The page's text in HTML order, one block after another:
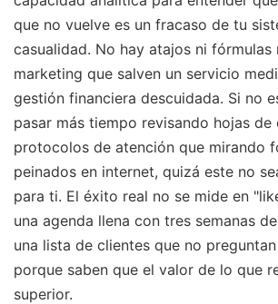
que no vuelve es un fracaso de tu
casualidad. No hay atajos ni fórmulas
marketing que salven un servicio
gestión financiera descuidada. Si no
pasar más tiempo revisando hojas de
protocolos de atención que mirando
peinados en internet, quizá este no
para ti. El éxito real no se mide en
una agenda llena con tres semanas
una lista de clientes que no
porque saben que el valor de lo que
superior.